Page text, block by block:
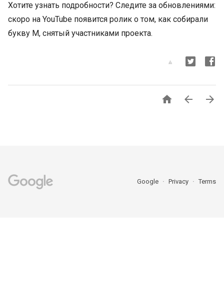
Хотите узнать подробности? Следите за обновлениями:
скоро на YouTube появится ролик о том, как собирали
букву М, снятый участниками проекта.
  
Google Privacy Terms